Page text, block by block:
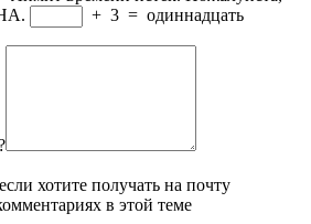
+ 3 = одиннадцать
хотите получать на почту
в этой теме